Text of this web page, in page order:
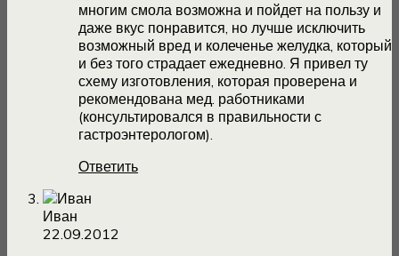
многим смола возможна и пойдет на пользу и
даже вкус понравится, но лучше исключить
возможный вред и колеченье желудка, который
и без того страдает ежедневно. Я привел ту
схему изготовления, которая проверена и
рекомендована мед. работниками
(консультировался в правильности с
гастроэнтерологом).
Ответить
Иван
22.09.2012